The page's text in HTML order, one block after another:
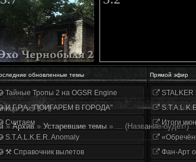
обновленные темы Прямой эфир
Тайные Тропы 2 на OGSR Engine
И.Г.Р.А. "ПОИГАРЕМ В ГОРОДА"
Считаем
S.T.A.L.K.E.R. Anomaly
⚒ Справочник вылетов
STALKER
Итоги
Фан-Арт
1из1 1
» Архив » Устаревшие темы » ... (Название-будет!)